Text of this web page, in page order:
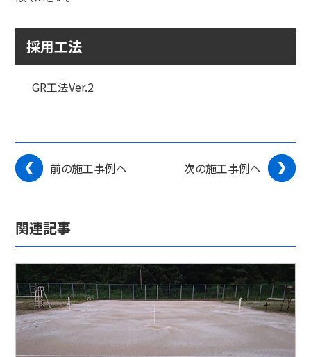
採用工法
GR工法Ver.2
前の施工事例へ 次の施工事例へ
関連記事